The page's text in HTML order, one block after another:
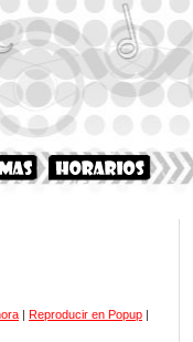
| Reproducir en Popup |